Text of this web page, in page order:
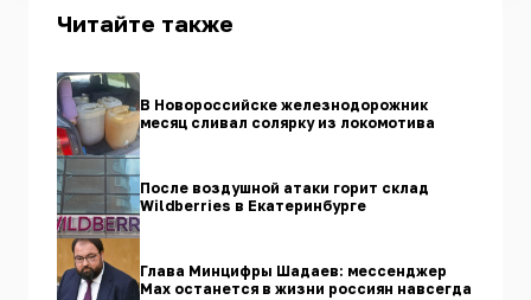
Читайте также
В Новороссийске железнодорожник
месяц сливал солярку из локомотива
После воздушной атаки горит склад
Wildberries в Екатеринбурге
Глава Минцифры Шадаев: мессенджер
Max останется в жизни россиян навсегда